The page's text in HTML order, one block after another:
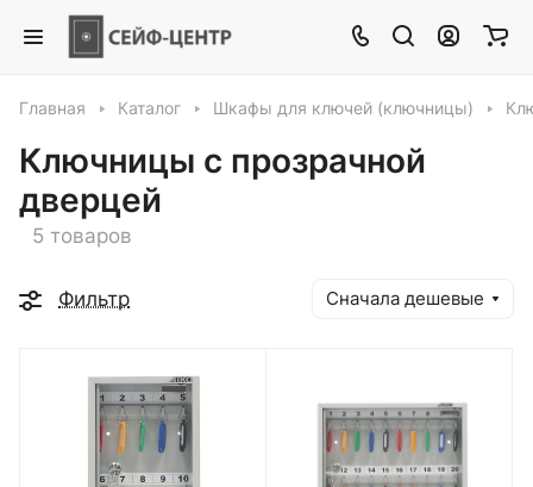
Главная Каталог Шкафы для ключей (ключницы)
Ключницы с прозрачной
дверцей
5 товаров
Фильтр Сначала дешевые